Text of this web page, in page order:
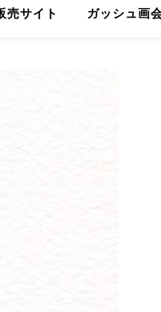
売サイト ガッシュ画